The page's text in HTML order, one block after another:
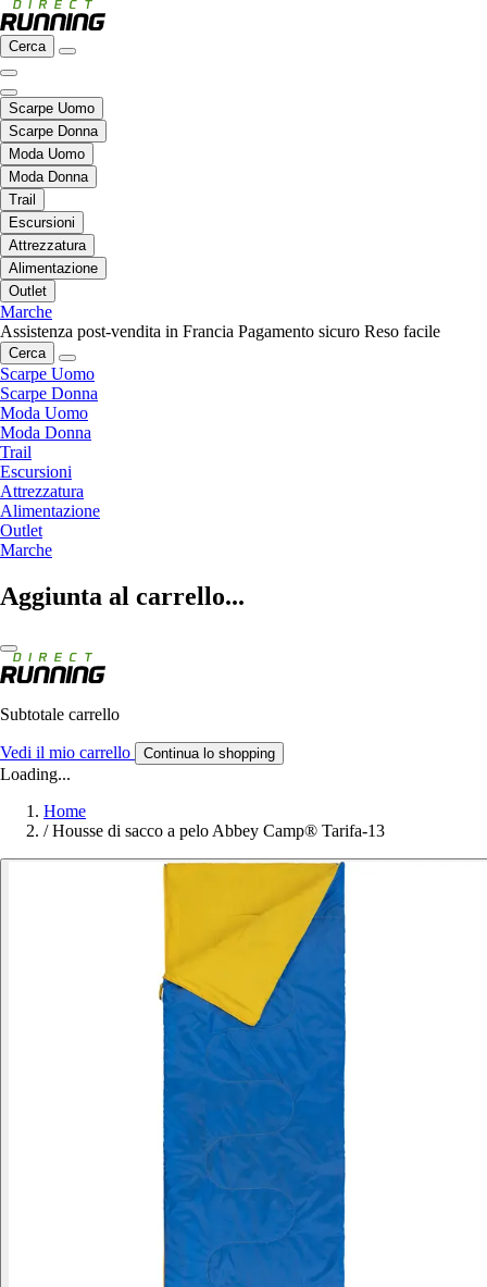
Cerca
Scarpe Uomo
Scarpe Donna
Moda Uomo
Moda Donna
Trail
Escursioni
Attrezzatura
Alimentazione
Outlet
Marche
Assistenza post-vendita in Francia Pagamento sicuro Reso facile
Cerca
Scarpe Uomo
Scarpe Donna
Moda Uomo
Moda Donna
Trail
Escursioni
Attrezzatura
Alimentazione
Outlet
Marche
Aggiunta al carrello...
Subtotale carrello
Vedi il mio carrello Continua lo shopping
Loading...
Home
/ Housse di sacco a pelo Abbey Camp® Tarifa-13